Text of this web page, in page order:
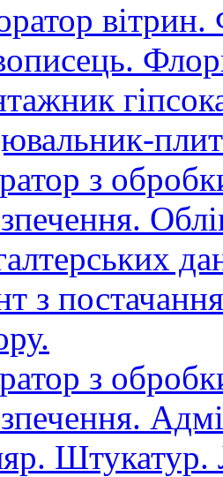
вітрин.
з
з
з
Штукатур.